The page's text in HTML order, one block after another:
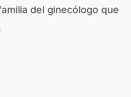
del ginecólogo que